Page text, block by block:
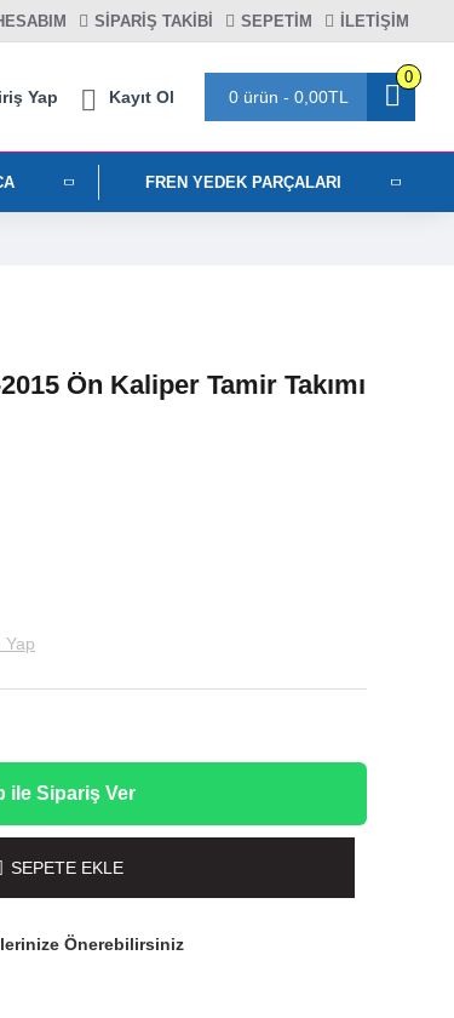
SIPARIŞ TAKIBI SEPETIM İLETİŞİM
Yap Kayıt Ol 0 ürün - 0,00TL
0
FREN YEDEK PARÇALARI
Ön Kaliper Tamir Takımı
Yap
ile Sipariş Ver
SEPETE EKLE
Önerebilirsiniz